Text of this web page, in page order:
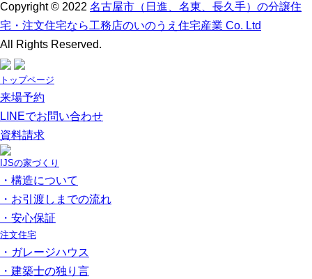
Copyright © 2022 名古屋市（日進、名東、長久手）の分譲住
宅・注文住宅なら工務店のいのうえ住宅産業 Co. Ltd
All Rights Reserved.
トップページ
来場予約
LINEでお問い合わせ
資料請求
IJSの家づくり
・構造について
・お引渡しまでの流れ
・安心保証
注文住宅
・ガレージハウス
・建築士の独り言